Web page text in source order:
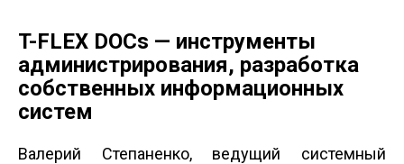
T-FLEX DOCs — инструменты
администрирования, разработка
собственных информационных
систем
Валерий Степаненко, ведущий системный